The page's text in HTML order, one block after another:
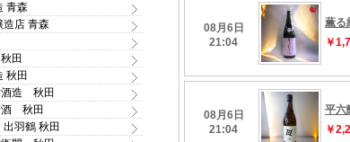
青森
造店 青森
田
秋田
造 秋田
秋田
羽鶴 秋田